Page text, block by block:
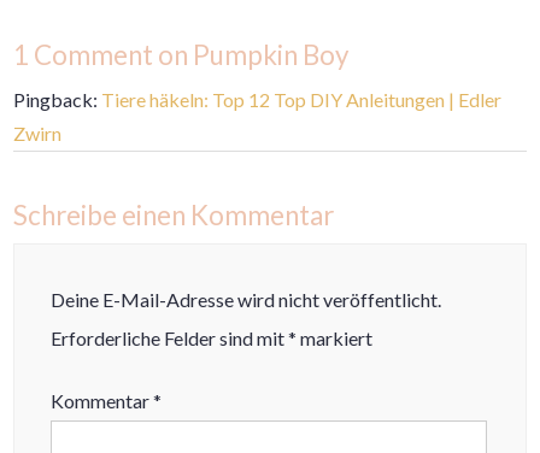
1 Comment on Pumpkin Boy
Pingback: Tiere häkeln: Top 12 Top DIY Anleitungen | Edler
Zwirn
Schreibe einen Kommentar
Deine E-Mail-Adresse wird nicht veröffentlicht.
Erforderliche Felder sind mit* markiert
Kommentar*